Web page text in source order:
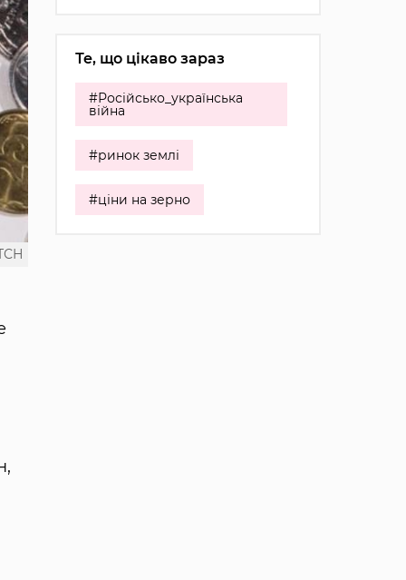
Те, що цікаво зараз
#Російсько_українська
війна
#ринок землі
#ціни на зерно